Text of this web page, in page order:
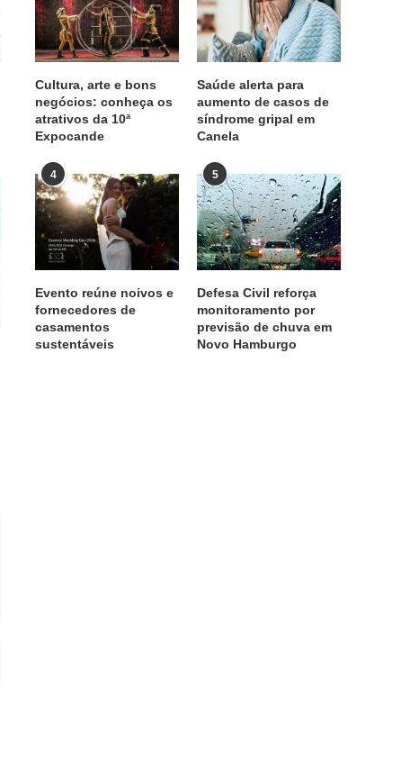
Cultura, arte e bons
negócios: conheça os
atrativos da 10ª
Expocande
Saúde alerta para
aumento de casos de
síndrome gripal em
Canela
4
Evento reúne noivos e
fornecedores de
casamentos
sustentáveis
5
Defesa Civil reforça
monitoramento por
previsão de chuva em
Novo Hamburgo